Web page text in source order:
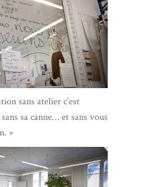
sans atelier c’est
sa canne… et sans vous
»